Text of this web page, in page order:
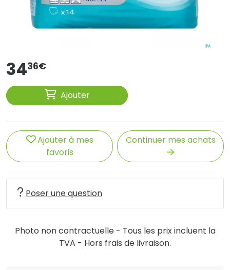
3436€
Ajouter
Ajouter à mes
favoris
Continuer mes achats
Poser une question
Photo non contractuelle - Tous les prix incluent la
TVA - Hors frais de livraison.